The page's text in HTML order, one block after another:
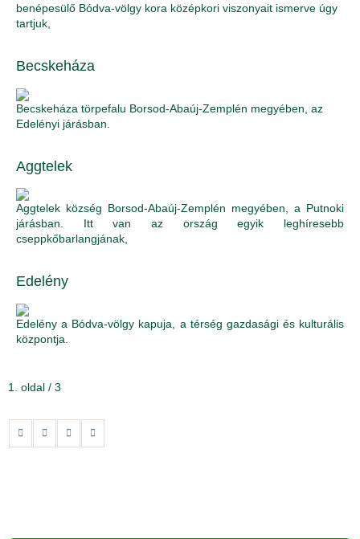
benépesülő Bódva-völgy kora középkori viszonyait ismerve úgy
tartjuk,
Becskeháza
Becskeháza törpefalu Borsod-Abaúj-Zemplén megyében, az
Edelényi járásban.
Aggtelek
Aggtelek község Borsod-Abaúj-Zemplén megyében, a Putnoki
járásban. Itt van az ország egyik leghíresebb
cseppkőbarlangjának,
Edelény
Edelény a Bódva-völgy kapuja, a térség gazdasági és kulturális
központja.
1. oldal / 3